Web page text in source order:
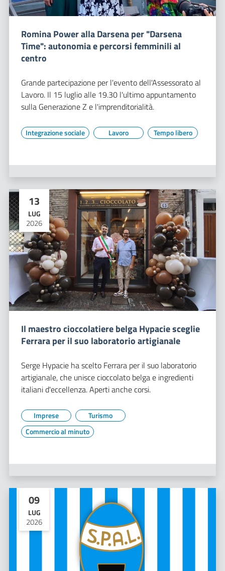
Romina Power alla Darsena per "Darsena
Time": autonomia e percorsi femminili al
centro
Grande partecipazione per l'evento dell'Assessorato al
Lavoro. Il 15 luglio alle 19.30 l'ultimo appuntamento
sulla Generazione Z e l'imprenditorialità.
Integrazione sociale Lavoro Tempo libero
13
LUG
2026
Il maestro cioccolatiere belga Hypacie sceglie
Ferrara per il suo laboratorio artigianale
Serge Hypacie ha scelto Ferrara per il suo laboratorio
artigianale, che unisce cioccolato belga e ingredienti
italiani d'eccellenza. Aperti anche corsi.
Imprese
Turismo
Commercio al minuto
09
LUG
2026